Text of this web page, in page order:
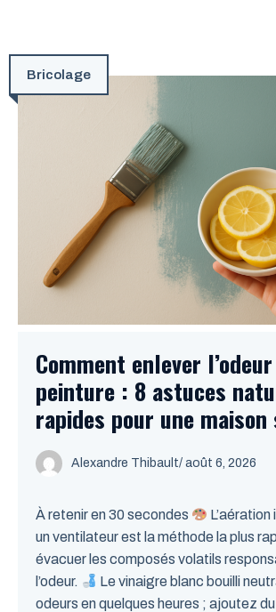
Bricolage
Comment enlever
peinture : 8 astuces
rapides pour une maison
Alexandre Thibault/ août 6, 2026
À retenir en 30 secondes
un ventilateur est la méthode la plus
évacuer les composés volatils
l’odeur.
Le vinaigre blanc bouilli
odeurs en quelques heures ; ajoutez